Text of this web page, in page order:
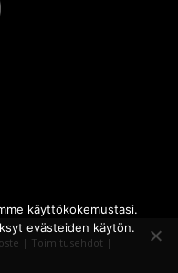
| Toimitusehdot |
käyttökokemustasi.
evästeiden käytön.